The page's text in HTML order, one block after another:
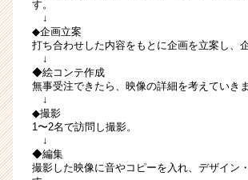
す。
↓
◆企画⽴案
打ち合わせした内容をもとに企画を⽴案し、
↓
◆絵コンテ作成
無事受注できたら、映像の詳細を考えていきま
↓
◆撮影
1〜2名で訪問し撮影。
↓
◆編集
撮影した映像に⾳やコピーを⼊れ、デザイン